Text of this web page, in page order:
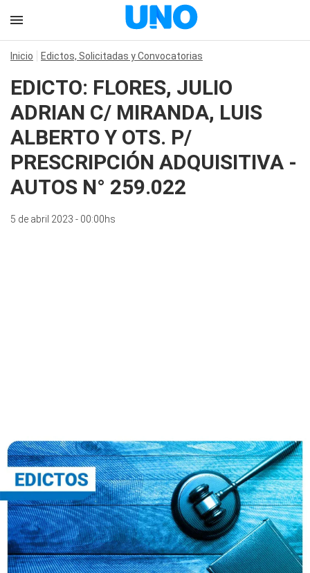
Inicio Edictos, Solicitadas y Convocatorias
EDICTO: FLORES, JULIO
ADRIAN C/ MIRANDA, LUIS
ALBERTO Y OTS. P/
PRESCRIPCIÓN ADQUISITIVA -
AUTOS N° 259.022
5 de abril 2023 - 00:00hs